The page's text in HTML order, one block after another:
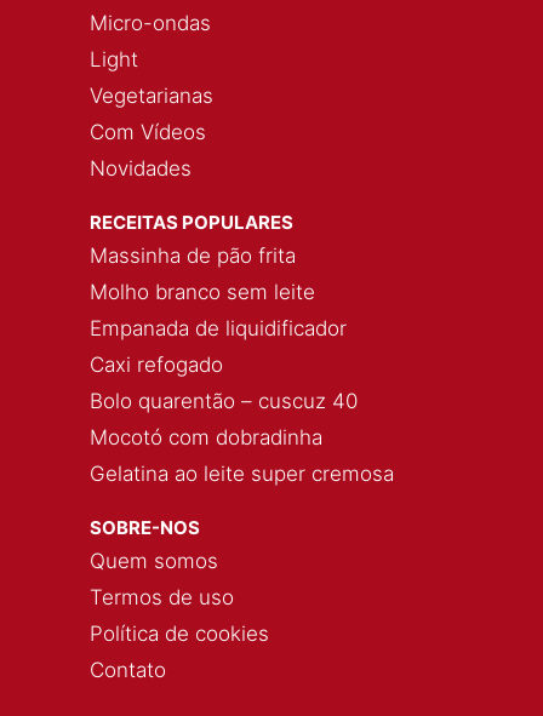
Micro-ondas
Light
Vegetarianas
Com Vídeos
Novidades
RECEITAS POPULARES
Massinha de pão frita
Molho branco sem leite
Empanada de liquidificador
Caxi refogado
Bolo quarentão – cuscuz 40
Mocotó com dobradinha
Gelatina ao leite super cremosa
SOBRE-NOS
Quem somos
Termos de uso
Política de cookies
Contato